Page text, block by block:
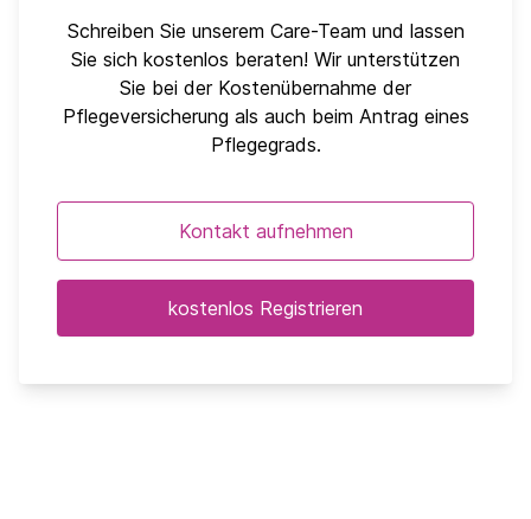
Schreiben Sie unserem Care-Team und lassen
Sie sich kostenlos beraten! Wir unterstützen
Sie bei der Kostenübernahme der
Pflegeversicherung als auch beim Antrag eines
Pflegegrads.
Kontakt aufnehmen
kostenlos Registrieren